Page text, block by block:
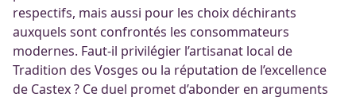
respectifs, mais aussi pour les choix déchirants
auxquels sont confrontés les consommateurs
modernes. Faut-il privilégier l’artisanat local de
Tradition des Vosges ou la réputation de l’excellence
de Castex ? Ce duel promet d’abonder en arguments